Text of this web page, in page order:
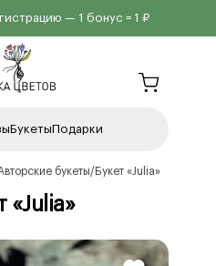
— 1 бонус = 1 ₽
БукетыПодарки
букеты Букет «Julia»
«Julia»